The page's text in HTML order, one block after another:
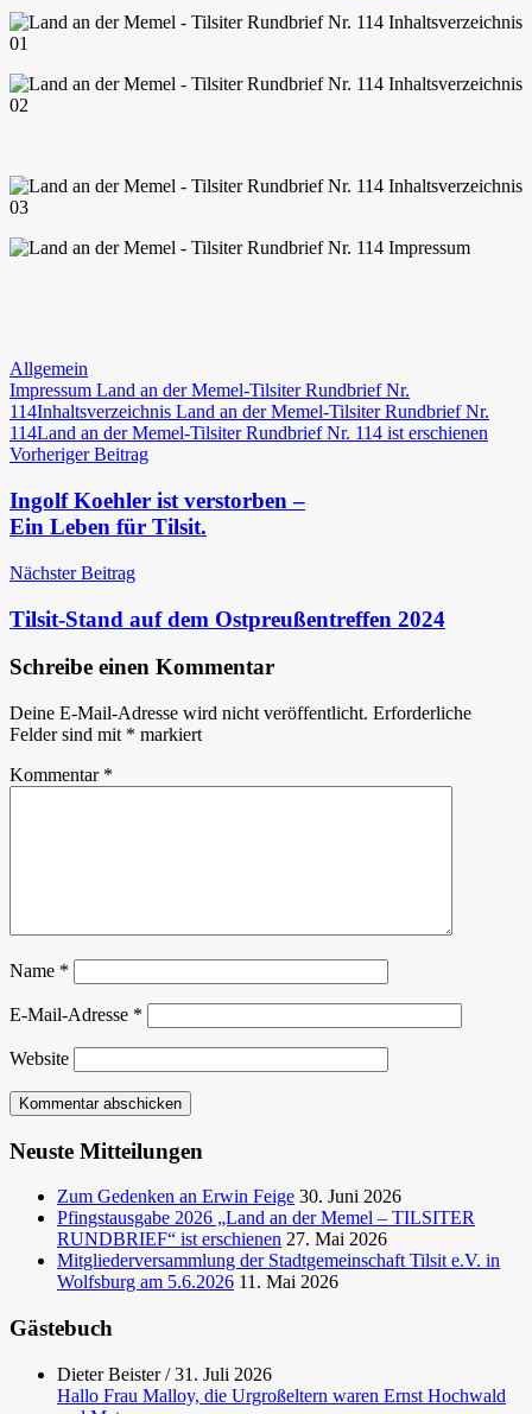
Allgemein
Impressum Land an der Memel-Tilsiter Rundbrief Nr.
114Inhaltsverzeichnis Land an der Memel-Tilsiter Rundbrief Nr.
114Land an der Memel-Tilsiter Rundbrief Nr. 114 ist erschienen
Beitragsnavigation
Vorheriger Beitrag
Ingolf Koehler ist verstorben –
Ein Leben für Tilsit.
Nächster Beitrag
Tilsit-Stand auf dem Ostpreußentreffen 2024
Schreibe einen Kommentar
Deine E-Mail-Adresse wird nicht veröffentlicht. Erforderliche
Felder sind mit * markiert
Kommentar *
Name *
E-Mail-Adresse *
Website
Neuste Mitteilungen
Zum Gedenken an Erwin Feige 30. Juni 2026
Pfingstausgabe 2026 „Land an der Memel – TILSITER
RUNDBRIEF“ ist erschienen 27. Mai 2026
Mitgliederversammlung der Stadtgemeinschaft Tilsit e.V. in
Wolfsburg am 5.6.2026 11. Mai 2026
Gästebuch
Dieter Beister/31. Juli 2026
Hallo Frau Malloy, die Urgroßeltern waren Ernst Hochwald